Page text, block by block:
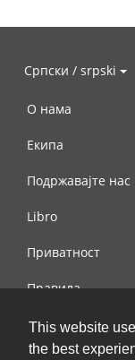
This website
the best
Српски / srpski
О нама
Екипа
Подржавајте нас
Libro
Приватност
Правила
Контактирајте